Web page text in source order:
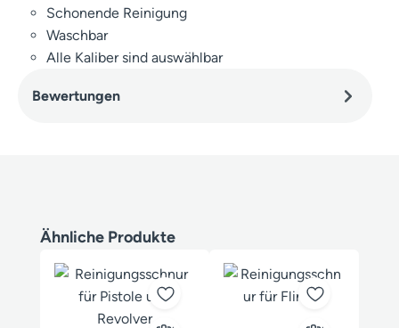
Schonende Reinigung
Waschbar
Alle Kaliber sind auswählbar
Bewertungen
Produktgalerie überspringen
Ähnliche Produkte